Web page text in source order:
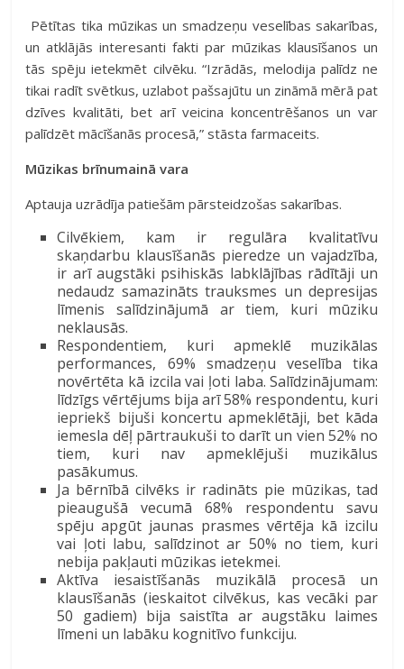
Pētītas tika mūzikas un smadzeņu veselības sakarības,
un atklājās interesanti fakti par mūzikas klausīšanos un
tās spēju ietekmēt cilvēku. “Izrādās, melodija palīdz ne
tikai radīt svētkus, uzlabot pašsajūtu un zināmā mērā pat
dzīves kvalitāti, bet arī veicina koncentrēšanos un var
palīdzēt mācīšanās procesā,” stāsta farmaceits.
Mūzikas brīnumainā vara
Aptauja uzrādīja patiešām pārsteidzošas sakarības.
Cilvēkiem, kam ir regulāra kvalitatīvu
skaņdarbu klausīšanās pieredze un vajadzība,
ir arī augstāki psihiskās labklājības rādītāji un
nedaudz samazināts trauksmes un depresijas
līmenis salīdzinājumā ar tiem, kuri mūziku
neklausās.
Respondentiem, kuri apmeklē muzikālas
performances, 69% smadzeņu veselība tika
novērtēta kā izcila vai ļoti laba. Salīdzinājumam:
līdzīgs vērtējums bija arī 58% respondentu, kuri
iepriekš bijuši koncertu apmeklētāji, bet kāda
iemesla dēļ pārtraukuši to darīt un vien 52% no
tiem, kuri nav apmeklējuši muzikālus
pasākumus.
Ja bērnībā cilvēks ir radināts pie mūzikas, tad
pieaugušā vecumā 68% respondentu savu
spēju apgūt jaunas prasmes vērtēja kā izcilu
vai ļoti labu, salīdzinot ar 50% no tiem, kuri
nebija pakļauti mūzikas ietekmei.
Aktīva iesaistīšanās muzikālā procesā un
klausīšanās (ieskaitot cilvēkus, kas vecāki par
50 gadiem) bija saistīta ar augstāku laimes
līmeni un labāku kognitīvo funkciju.